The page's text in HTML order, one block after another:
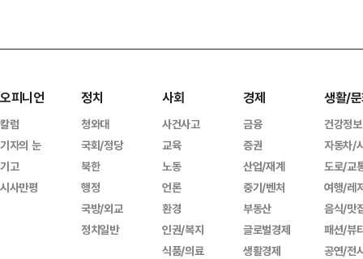
오피니언
칼럼
기자의 눈
기고
시사만평
정치
청와대
국회/정당
북한
행정
국방/외교
정치일반
사회
사건사고
교육
노동
언론
환경
인권/복지
식품/의료
경제
금융
증권
산업/재계
중기/벤처
부동산
글로벌경제
생활경제
생활/
건강정보
자동차/
도로/교
여행/레
음식/맛
패션/뷰
공연/전